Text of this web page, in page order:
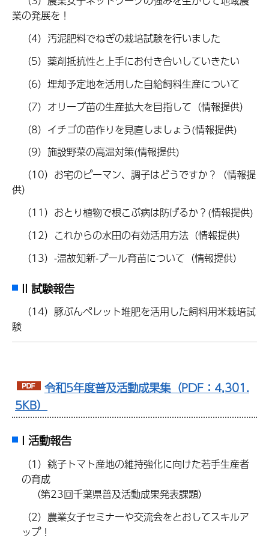
業の発展を！
（4）汚泥肥料でねぎの栽培試験を行いました
（5）薬剤抵抗性と上手にお付き合いしていきたい
（6）埋却予定地を活用した自給飼料生産について
（7）オリーブ苗の生産拡大を目指して（情報提供）
（8）イチゴの苗作りを見直しましょう(情報提供)
（9）施設野菜の高温対策(情報提供)
（10）お宅のピーマン、調子はどうですか？（情報提
供）
（11）おとり植物で根こぶ病は防げるか？(情報提供)
（12）これからの水田の有効活用方法（情報提供）
（13）-温故知新-プール育苗について（情報提供）
II 試験報告
（14）豚ぷんペレット堆肥を活用した飼料用米栽培試
験
令和5年度普及活動成果集（PDF：4,301.
5KB）
I 活動報告
（1）銚子トマト産地の維持強化に向けた若手生産者
の育成
（第23回千葉県普及活動成果発表課題）
（2）農業女子セミナーや交流会をとおしてスキルア
ップ！